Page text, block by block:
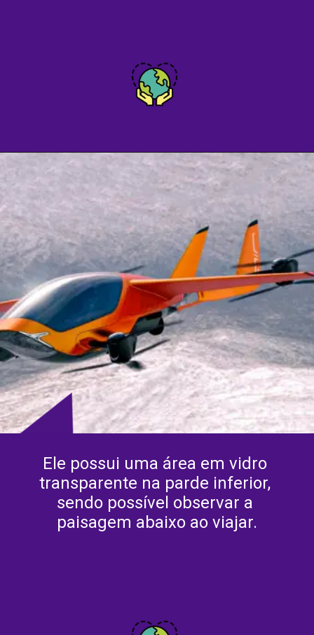
Ele possui uma área em vidro
transparente na parde inferior,
sendo possível observar a
paisagem abaixo ao viajar.